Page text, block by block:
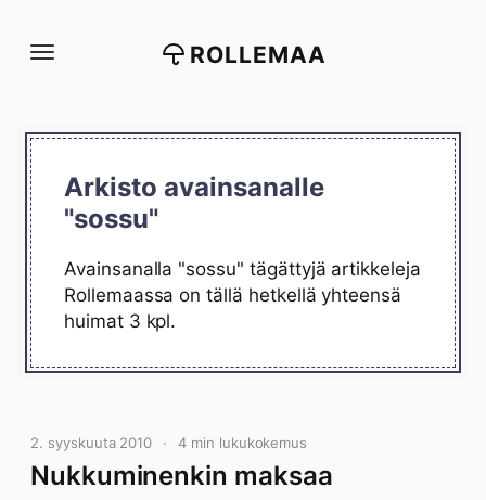
suoraan
ROLLEMAA
Arkisto avainsanalle
"sossu"
Avainsanalla "sossu" tägättyjä artikkeleja
Rollemaassa on tällä hetkellä yhteensä
huimat 3 kpl.
2. syyskuuta 2010 4 min lukukokemus
Nukkuminenkin maksaa